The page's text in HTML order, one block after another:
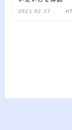
2021.02.27